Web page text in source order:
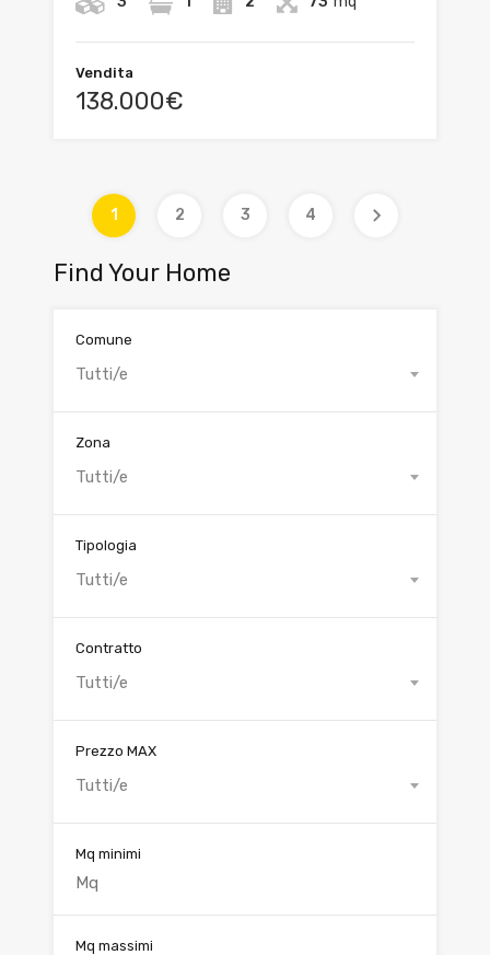
Vendita
138.000€
1 2 3 4
Find Your Home
Comune
Tutti/e
Zona
Tutti/e
Tipologia
Tutti/e
Contratto
Tutti/e
Prezzo MAX
Tutti/e
Mq minimi
Mq massimi